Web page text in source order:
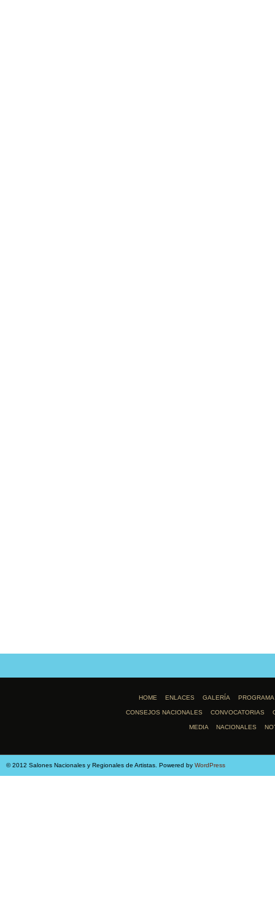
HOME ENLACES GALERÍA PROGRAMA
CONSEJOS NACIONALES CONVOCATORIAS
MEDIA NACIONALES
© 2012 Salones Nacionales y Regionales de Artistas. Powered by WordPress